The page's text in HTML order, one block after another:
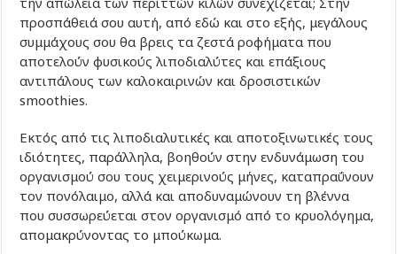
προσπάθειά σου αυτή, από εδώ και στο εξής, μεγάλους
συμμάχους σου θα βρεις τα ζεστά ροφήματα που
αποτελούν φυσικούς λιποδιαλύτες και επάξιους
αντιπάλους των καλοκαιρινών και δροσιστικών
smoothies.
Εκτός από τις λιποδιαλυτικές και αποτοξινωτικές τους
ιδιότητες, παράλληλα, βοηθούν στην ενδυνάμωση του
οργανισμού σου τους χειμερινούς μήνες, καταπραΰνουν
τον πονόλαιμο, αλλά και αποδυναμώνουν τη βλέννα
που συσσωρεύεται στον οργανισμό από το κρυολόγημα,
απομακρύνοντας το μπούκωμα.